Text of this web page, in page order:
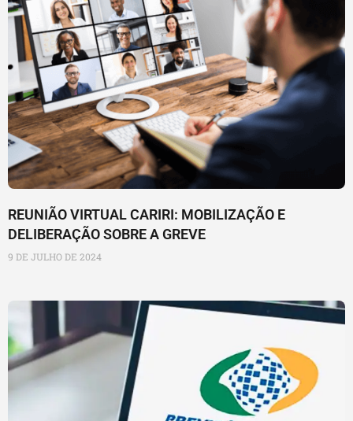
REUNIÃO VIRTUAL CARIRI: MOBILIZAÇÃO E
DELIBERAÇÃO SOBRE A GREVE
9 DE JULHO DE 2024